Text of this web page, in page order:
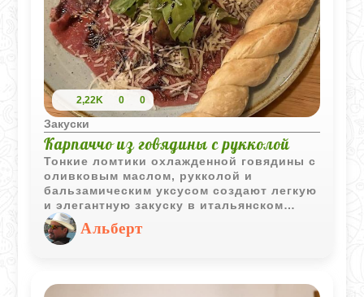
2,22K 0 0
Закуски
Карпаччо из говядины с рукколой
Тонкие ломтики охлажденной говядины с
оливковым маслом, рукколой и
бальзамическим уксусом создают легкую
и элегантную закуску в итальянском
стиле. Карпаччо получается свежим,
пикантным и отлично подходит для
праздничной подачи.
Альберт